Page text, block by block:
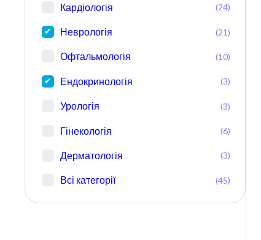
Кардіологія (24)
Неврологія (21)
Офтальмологія (10)
Ендокринологія (3)
Урологія (3)
Гінекологія (6)
Дерматологія (3)
Всі категорії (45)